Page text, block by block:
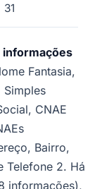
31
informações
Fantasia,
Simples
CNAE
Bairro,
Telefone 2. Há
informações),